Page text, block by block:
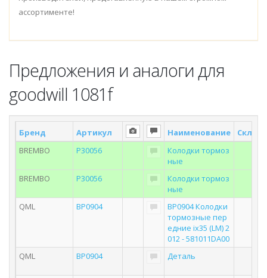
ассортименте!
Предложения и аналоги для
goodwill 1081f
Бренд Артикул Наименование
Склад
BREMBO
P30056
Колодки тормоз
ные
BREMBO
P30056
Колодки тормоз
ные
QML
BP0904
BP0904 Колодки
тормозные пер
едние ix35 (LM) 2
012 - 581011DA00
QML
BP0904 Деталь